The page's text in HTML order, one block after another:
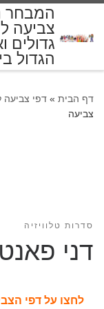
המבחר
צביעה
גדולים
הגדול
דף הבית » דפי
צביעה
סדרות טלוויזיה
דני
לחצו על דפי